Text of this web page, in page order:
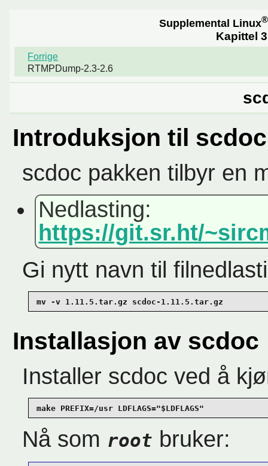
Supplemental Linux®
Kapittel
Forrige
RTMPDump-2.3-2.6
Introduksjon til scdoc
scdoc pakken tilbyr en
Nedlasting:
https://git.sr.ht/
Gi nytt navn til
mv -v 1.11.5.tar.gz scdoc-1.11.5.tar.gz
Installasjon av scdoc
Installer scdoc ved å
make PREFIX=/usr LDFLAGS="$LDFLAGS"
Nå som root bruker: